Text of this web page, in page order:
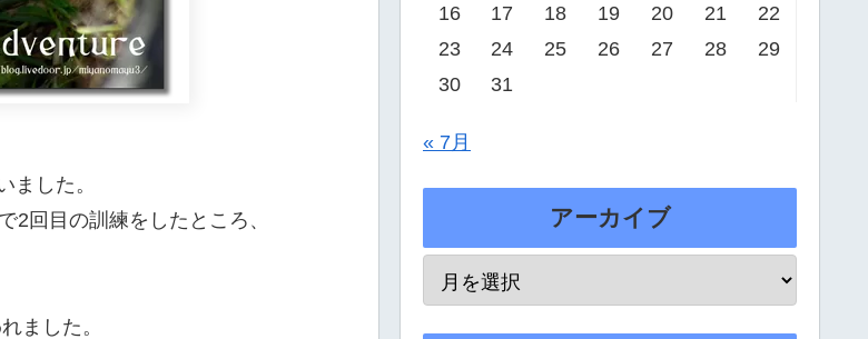
ました。
2回目の訓練をしたところ、
ました。
16
17 18 19 20 21
22
23
24 25 26 27 28
29
30
31
« 7月
アーカイブ